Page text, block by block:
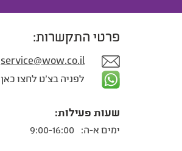
פרטי התקשרות:
service@wow.co.il
לפניה בצ'ט לחצו כאן
שעות פעילות:
ימים א-ה: